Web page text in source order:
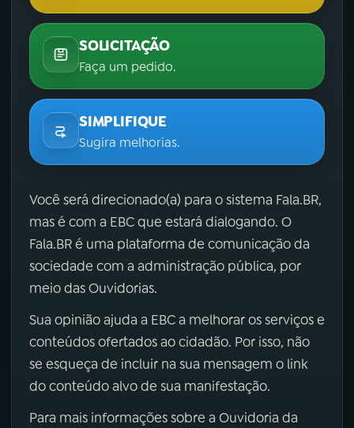
SOLICITAÇÃO
Faça um pedido.
SIMPLIFIQUE
Sugira melhorias.
Você será direcionado(a) para o sistema Fala.BR,
mas é com a EBC que estará dialogando. O
Fala.BR é uma plataforma de comunicação da
sociedade com a administração pública, por
meio das Ouvidorias.
Sua opinião ajuda a EBC a melhorar os serviços e
conteúdos ofertados ao cidadão. Por isso, não
se esqueça de incluir na sua mensagem o link
do conteúdo alvo de sua manifestação.
Para mais informações sobre a Ouvidoria da